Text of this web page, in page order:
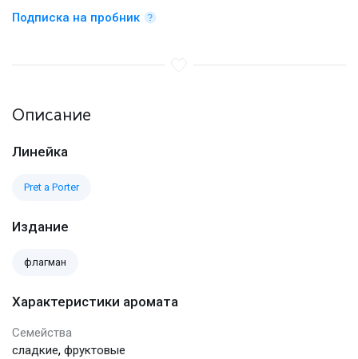
Подписка на пробник
Описание
Линейка
Pret a Porter
Издание
флагман
Характеристики аромата
Семейства
сладкие, фруктовые